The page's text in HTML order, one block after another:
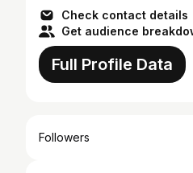
Check contact details
Get audience
Full Profile Data
Followers